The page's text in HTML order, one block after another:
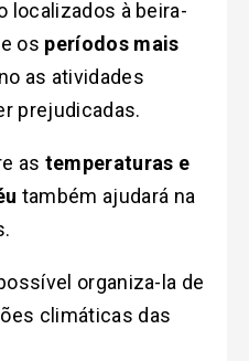
localizados à beira-
os períodos mais
as atividades
prejudicadas.
as temperaturas e
também ajudará na
organiza-la de
climáticas das